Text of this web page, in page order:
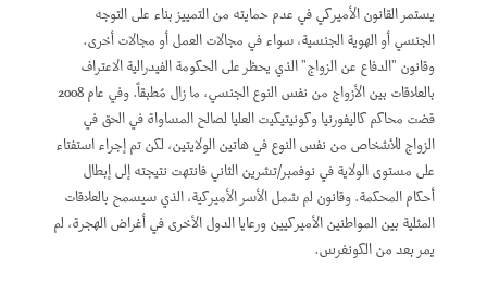
يستمر القانون الأميركي في عدم حمايته من التمييز بناء على التوجه
الجنسي أو الهوية الجنسية، سواء في مجالات العمل أو مجالات أخرى.
وقانون "الدفاع عن الزواج" الذي يحظر على الحكومة الفيدرالية الاعتراف
بالعلاقات بين الأزواج من نفس النوع الجنسي، ما زال مُطبقاً. وفي عام 2008
قضت محاكم كاليفورنيا وكونيتيكيت العليا لصالح المساواة في الحق في
الزواج للأشخاص من نفس النوع في هاتين الولايتين، لكن تم إجراء استفتاء
على مستوى الولاية في نوفمبر/تشرين الثاني فانتهت نتيجته إلى إبطال
أحكام المحكمة. وقانون لم شمل الأسر الأميركية، الذي سيسمح بالعلاقات
المثلية بين المواطنين الأميركيين ورعايا الدول الأخرى في أغراض الهجرة، لم
يمر بعد من الكونغرس.